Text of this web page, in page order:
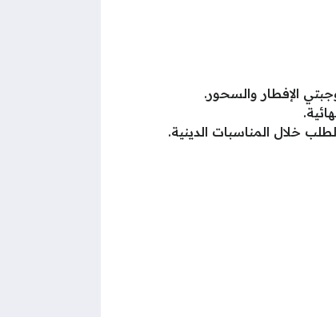
الإفطار والسحور.
خلال المناسبات الدينية.